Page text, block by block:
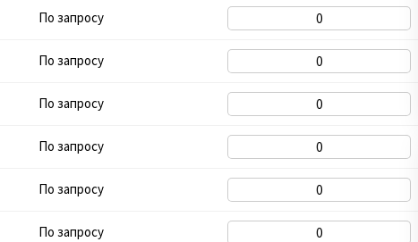
По запросу
По запросу
По запросу
По запросу
По запросу
По запросу